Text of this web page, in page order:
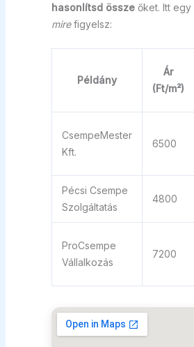
hasonlítsd összeőket. Itt egy
mirefigyelsz:
Példány
Ár
(Ft/m²)
CsempeMester
Kft.
6500
Pécsi Csempe
Szolgáltatás
4800
ProCsempe
Vállalkozás
7200